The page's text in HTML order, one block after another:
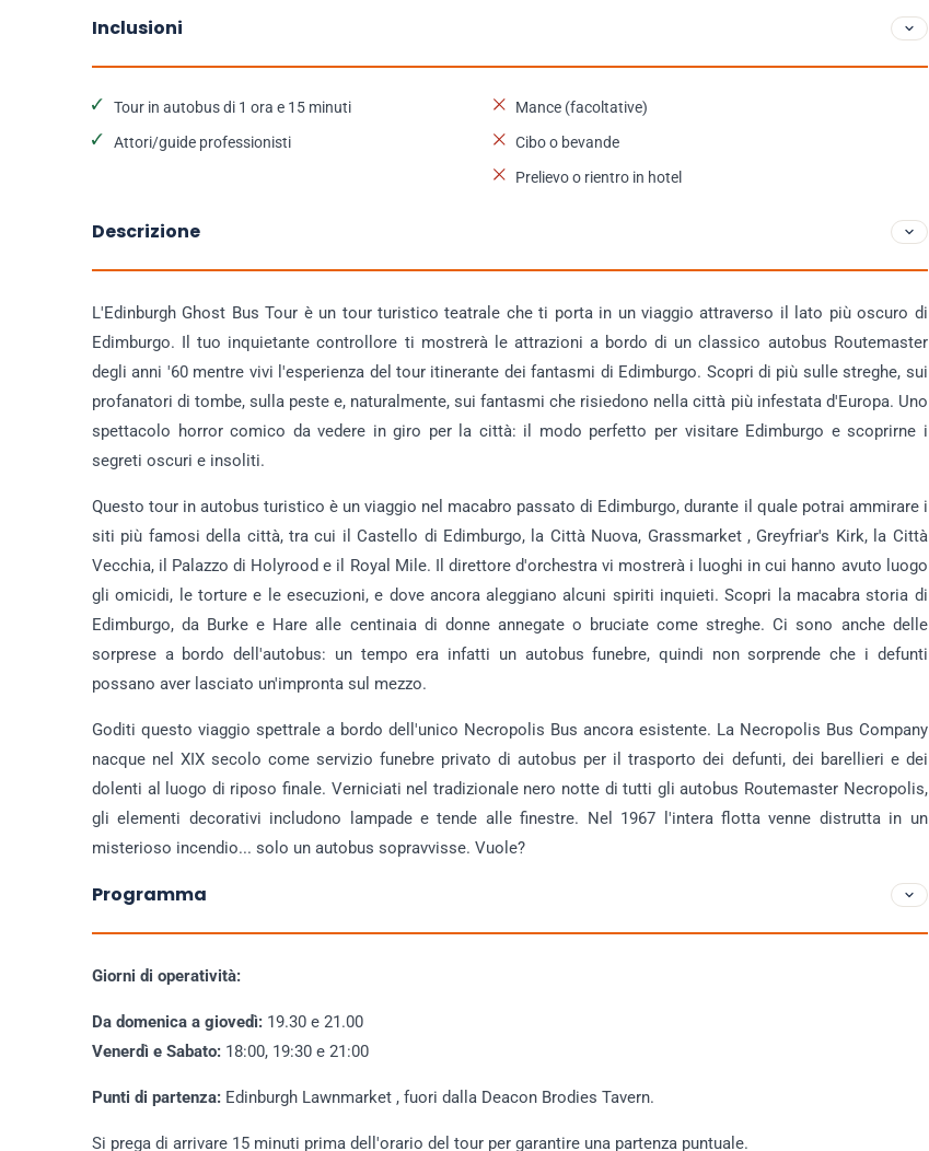
Inclusioni
Tour in autobus di 1 ora e 15 minuti
Attori/guide professionisti
Mance (facoltative)
Cibo o bevande
Prelievo o rientro in hotel
Descrizione
L'Edinburgh Ghost Bus Tour è un tour turistico teatrale che ti porta in un viaggio attraverso il lato più oscuro di
Edimburgo. Il tuo inquietante controllore ti mostrerà le attrazioni a bordo di un classico autobus Routemaster
degli anni '60 mentre vivi l'esperienza del tour itinerante dei fantasmi di Edimburgo. Scopri di più sulle streghe, sui
profanatori di tombe, sulla peste e, naturalmente, sui fantasmi che risiedono nella città più infestata d'Europa. Uno
spettacolo horror comico da vedere in giro per la città: il modo perfetto per visitare Edimburgo e scoprirne i
segreti oscuri e insoliti.
Questo tour in autobus turistico è un viaggio nel macabro passato di Edimburgo, durante il quale potrai ammirare i
siti più famosi della città, tra cui il Castello di Edimburgo, la Città Nuova, Grassmarket , Greyfriar's Kirk, la Città
Vecchia, il Palazzo di Holyrood e il Royal Mile. Il direttore d'orchestra vi mostrerà i luoghi in cui hanno avuto luogo
gli omicidi, le torture e le esecuzioni, e dove ancora aleggiano alcuni spiriti inquieti. Scopri la macabra storia di
Edimburgo, da Burke e Hare alle centinaia di donne annegate o bruciate come streghe. Ci sono anche delle
sorprese a bordo dell'autobus: un tempo era infatti un autobus funebre, quindi non sorprende che i defunti
possano aver lasciato un'impronta sul mezzo.
Goditi questo viaggio spettrale a bordo dell'unico Necropolis Bus ancora esistente. La Necropolis Bus Company
nacque nel XIX secolo come servizio funebre privato di autobus per il trasporto dei defunti, dei barellieri e dei
dolenti al luogo di riposo finale. Verniciati nel tradizionale nero notte di tutti gli autobus Routemaster Necropolis,
gli elementi decorativi includono lampade e tende alle finestre. Nel 1967 l'intera flotta venne distrutta in un
misterioso incendio... solo un autobus sopravvisse. Vuole?
Programma
Giorni di operatività:
Da domenica a giovedì: 19.30 e 21.00
Venerdì e Sabato: 18:00, 19:30 e 21:00
Punti di partenza: Edinburgh Lawnmarket , fuori dalla Deacon Brodies Tavern.
Si prega di arrivare 15 minuti prima dell'orario del tour per garantire una partenza puntuale.